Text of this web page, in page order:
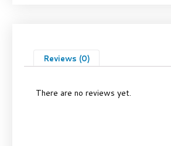
Reviews (0)
There are no reviews yet.